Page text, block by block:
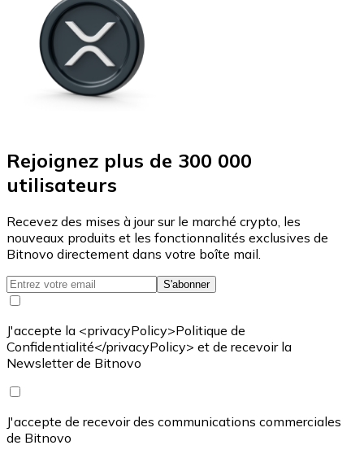
Rejoignez plus de 300 000
utilisateurs
Recevez des mises à jour sur le marché crypto, les
nouveaux produits et les fonctionnalités exclusives de
Bitnovo directement dans votre boîte mail.
S'abonner
J'accepte la <privacyPolicy>Politique de
Confidentialité</privacyPolicy> et de recevoir la
Newsletter de Bitnovo
J'accepte de recevoir des communications commerciales
de Bitnovo